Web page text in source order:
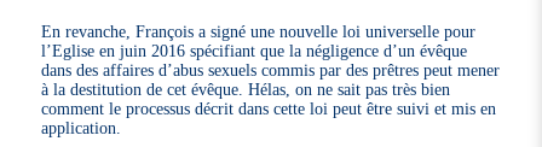
En revanche, François a signé une nouvelle loi universelle pour
l’Eglise en juin 2016 spécifiant que la négligence d’un évêque
dans des affaires d’abus sexuels commis par des prêtres peut mener
à la destitution de cet évêque. Hélas, on ne sait pas très bien
comment le processus décrit dans cette loi peut être suivi et mis en
application.